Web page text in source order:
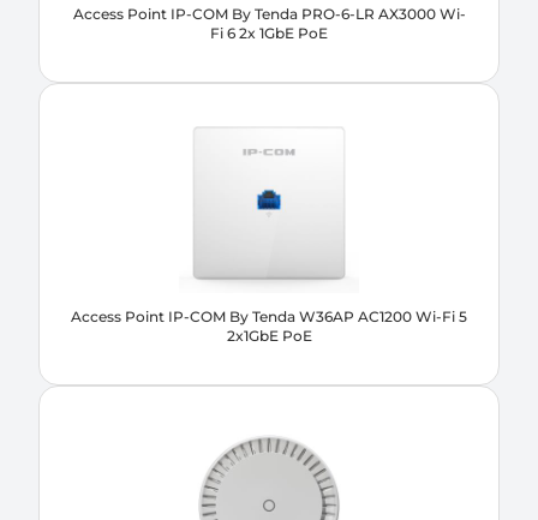
Access Point IP-COM By Tenda PRO-6-LR AX3000 Wi-
Fi 6 2x 1GbE PoE
Access Point IP-COM By Tenda W36AP AC1200 Wi-Fi 5
2x1GbE PoE